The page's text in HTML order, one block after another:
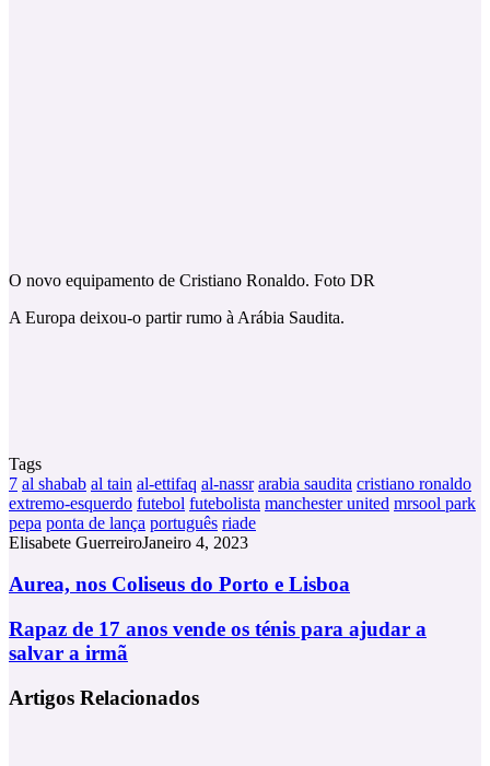
O novo equipamento de Cristiano Ronaldo. Foto DR
A Europa deixou-o partir rumo à Arábia Saudita.
Tags
7 al shabab al tain al-ettifaq al-nassr arabia saudita cristiano ronaldo
extremo-esquerdo futebol futebolista manchester united mrsool park
pepa ponta de lança português riade
Elisabete GuerreiroJaneiro 4, 2023
Aurea,
Coliseus
do
Porto
Lisboa
Aurea, nos Coliseus do Porto e Lisboa
Rapaz
17
vende
Rapaz de 17 anos vende os ténis para ajudar a
salvar a irmã
Artigos Relacionados